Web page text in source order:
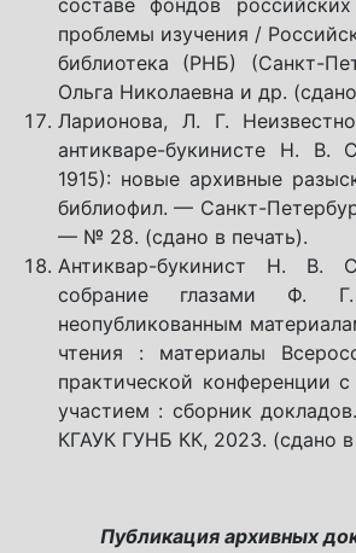
составе фондов
проблемы изучения /
библиотека (РНБ) (Санкт-
Ольга Николаевна и др.
Ларионова, Л. Г.
антикваре-букинисте Н. В.
1915): новые архивные
библиофил. — Санкт-
— № 28. (сдано в печать).
Антиквар-букинист Н. В.
собрание глазами Ф.
неопубликованным
чтения : материалы
практической конференции
участием : сборник
КГАУК ГУНБ КК, 2023. (сдано в
Публикация архивных